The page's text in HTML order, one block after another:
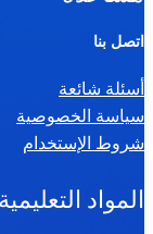
اتصل بنا
أسئلة شائعة
سياسة الخصوصية
شروط الإستخدام
المواد التعليمية